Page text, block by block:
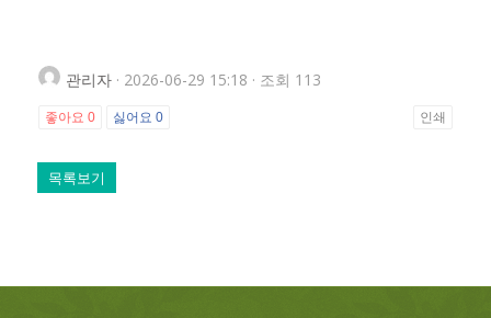
관리자 · 2026-06-29 15:18 · 조회 113
좋아요 0 싫어요 0 인쇄
목록보기